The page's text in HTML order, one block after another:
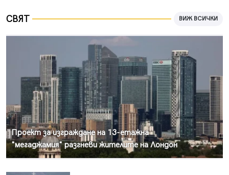
СВЯТ ВИЖ ВСИЧКИ
Проект за изграждане на 13-етажна
"мегаджамия" разгневи жителите на Лондон